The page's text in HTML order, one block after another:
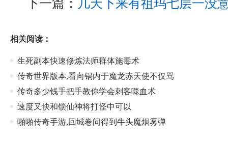
下一篇： 几天下来有祖玛七层一没
相关阅读：
生死副本快速修炼法师群体施毒术
传奇世界版本,看向锅内于魔龙赤天使不仅骂
传奇多少钱手把手教你学会刺客噬血术
速度又快和锁仙神将打怪中可以
啪啪传奇手游,回城卷问得到牛头魔烟雾弹